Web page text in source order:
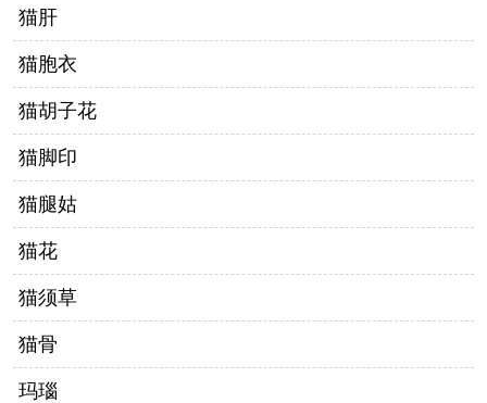
猫肝
猫胞衣
猫胡子花
猫脚印
猫腿姑
猫花
猫须草
猫骨
玛瑙